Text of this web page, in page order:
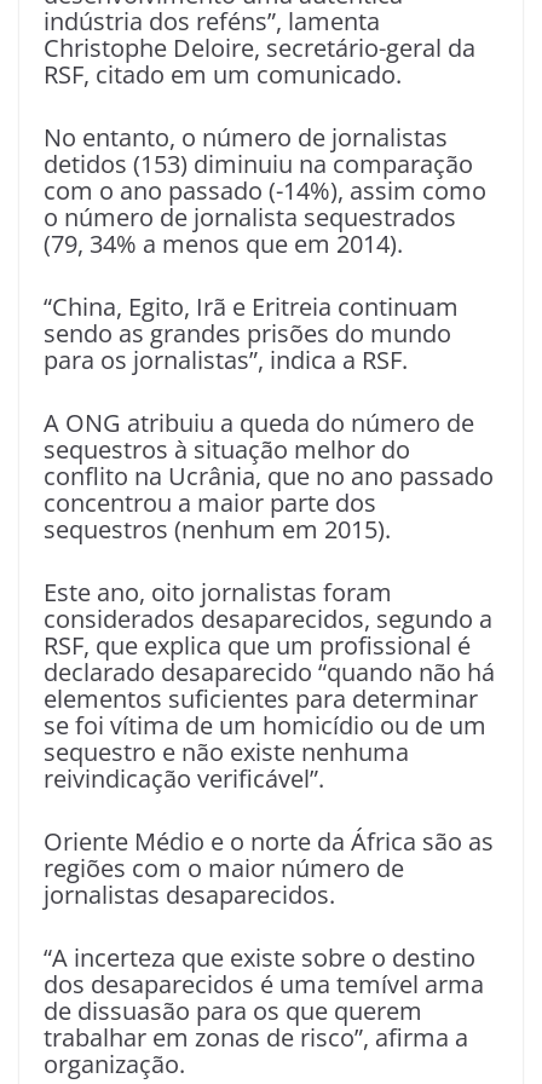
indústria dos reféns”, lamenta
Christophe Deloire, secretário-geral da
RSF, citado em um comunicado.
No entanto, o número de jornalistas
detidos (153) diminuiu na comparação
com o ano passado (-14%), assim como
o número de jornalista sequestrados
(79, 34% a menos que em 2014).
“China, Egito, Irã e Eritreia continuam
sendo as grandes prisões do mundo
para os jornalistas”, indica a RSF.
A ONG atribuiu a queda do número de
sequestros à situação melhor do
conflito na Ucrânia, que no ano passado
concentrou a maior parte dos
sequestros (nenhum em 2015).
Este ano, oito jornalistas foram
considerados desaparecidos, segundo a
RSF, que explica que um profissional é
declarado desaparecido “quando não há
elementos suficientes para determinar
se foi vítima de um homicídio ou de um
sequestro e não existe nenhuma
reivindicação verificável”.
Oriente Médio e o norte da África são as
regiões com o maior número de
jornalistas desaparecidos.
“A incerteza que existe sobre o destino
dos desaparecidos é uma temível arma
de dissuasão para os que querem
trabalhar em zonas de risco”, afirma a
organização.